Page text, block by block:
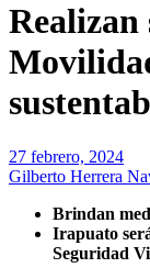
Realizan
27 febrero, 2024
Gilberto Herrera
Brindan
Irapuato
Seguridad